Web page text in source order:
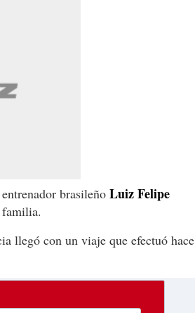
brasileño Luiz Felipe
llegó con un viaje que efectuó hace